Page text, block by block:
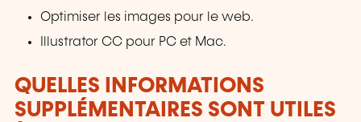
Optimiser les images pour le web.
Illustrator CC pour PC et Mac.
QUELLES INFORMATIONS
SUPPLÉMENTAIRES SONT UTILES